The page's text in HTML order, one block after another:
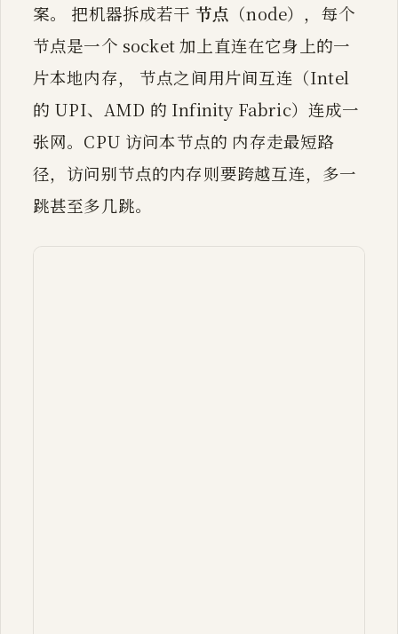
案。 把机器拆成若干 节点 （node），每个
节点是一个 socket 加上直连在它身上的一
片本地内存， 节点之间用片间互连（Intel
的 UPI、AMD 的 Infinity Fabric）连成一
张网。CPU 访问本节点的 内存走最短路
径，访问别节点的内存则要跨越互连，多一
跳甚至多几跳。